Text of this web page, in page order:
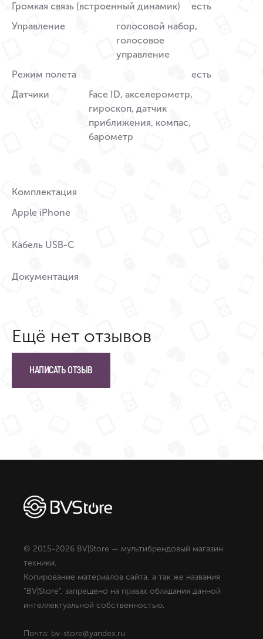
Громкая связь (встроенный динамик)
есть
Управление
голосовой набор,
голосовое
управление
Режим полета
есть
Датчики
Face ID, акселерометр,
гироскоп, датчик
приближения, компас,
барометр
Комплектация
Apple iPhone
Кабель USB-C
Документация
Ещё нет отзывов
НАПИСАТЬ ОТЗЫВ
© 2015-2026 BV|Store — мультибрендовый магазин
техники.
Копирование материалов сайта, а так же названия
"BV|Store", запрещено на правах обладания данной
интеллектуальной собственностью.
Почта: bv-store@yandex.ru